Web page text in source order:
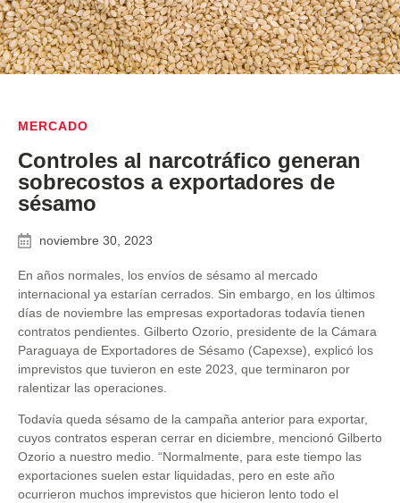
MERCADO
Controles al narcotráfico generan
sobrecostos a exportadores de
sésamo
noviembre 30, 2023
En años normales, los envíos de sésamo al mercado
internacional ya estarían cerrados. Sin embargo, en los últimos
días de noviembre las empresas exportadoras todavía tienen
contratos pendientes. Gilberto Ozorio, presidente de la Cámara
Paraguaya de Exportadores de Sésamo (Capexse), explicó los
imprevistos que tuvieron en este 2023, que terminaron por
ralentizar las operaciones.
Todavía queda sésamo de la campaña anterior para exportar,
cuyos contratos esperan cerrar en diciembre, mencionó Gilberto
Ozorio a nuestro medio. “Normalmente, para este tiempo las
exportaciones suelen estar liquidadas, pero en este año
ocurrieron muchos imprevistos que hicieron lento todo el